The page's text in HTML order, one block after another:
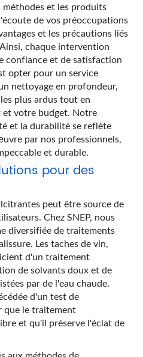
et les produits
de vos préoccupations
et les précautions liés
chaque intervention
confiance et de satisfaction
opter pour un service
nettoyage en profondeur,
plus ardus tout en
votre budget. Notre
et la durabilité se reflète
par nos professionnels,
et durable.
pour des
peut être source de
Chez SNEP, nous
diversifiée de traitements
Les taches de vin,
d'un traitement
de solvants doux et de
par de l'eau chaude.
d'un test de
que le traitement
et qu'il préserve l'éclat de